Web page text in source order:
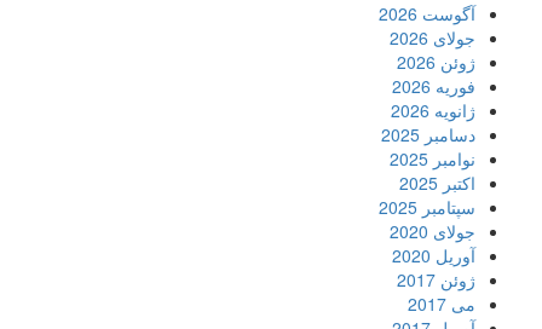
آگوست 2026
جولای 2026
ژوئن 2026
فوریه 2026
ژانویه 2026
دسامبر 2025
نوامبر 2025
اکتبر 2025
سپتامبر 2025
جولای 2020
آوریل 2020
ژوئن 2017
می 2017